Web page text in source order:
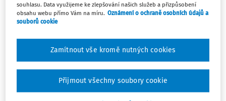
Máte předplatné? Přihlaste se.
Tento dokument je jen pro
předplatitele.
souhlasu. Data využijeme ke zlepšování našich služeb a přizpůsobení
obsahu webu přímo Vám na míru. Oznámení o ochraně osobních údajů a
souborů cookie
Zamítnout vše kromě nutných cookies
Přijmout všechny soubory cookie